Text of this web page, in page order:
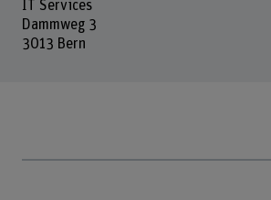
IT Services
Dammweg 3
3013 Bern